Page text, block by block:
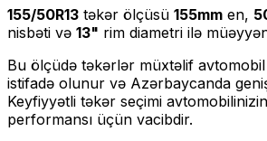
155/50R13 təkər ölçüsü 155mm en,
nisbəti və 13" rim diametri ilə
Bu ölçüdə təkərlər müxtəlif
istifadə olunur və Azərbaycanda geniş
Keyfiyyətli təkər seçimi
performansı üçün vacibdir.